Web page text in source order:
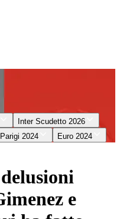
Inter Scudetto 2026
2024 Euro 2024
e